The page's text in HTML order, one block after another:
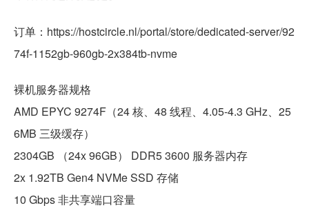
订单：https://hostcircle.nl/portal/store/dedicated-server/92
74f-1152gb-960gb-2x384tb-nvme
裸机服务器规格
AMD EPYC 9274F（24 核、48 线程、4.05-4.3 GHz、25
6MB 三级缓存）
2304GB （24x 96GB） DDR5 3600 服务器内存
2x 1.92TB Gen4 NVMe SSD 存储
10 Gbps 非共享端口容量